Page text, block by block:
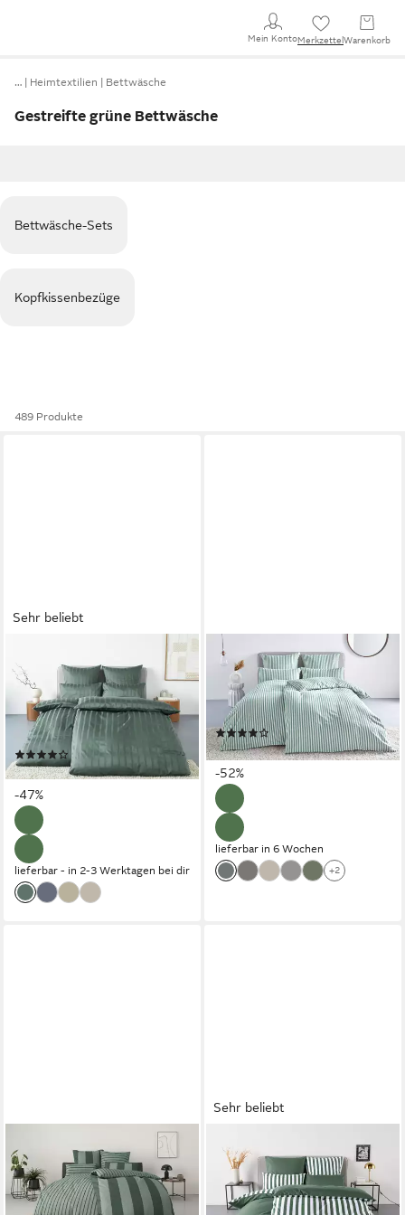
Mein KontoMerkzettel Warenkorb
… Heimtextilien Bettwäsche
Gestreifte grüne Bettwäsche
Bettwäsche-Sets
Kopfkissenbezüge
489 Produkte
Sehr beliebt
LEGER HOME BY LENA GERCKE
Bettwäsche Leonore, Mako-
Satin, 2 teilig, Mako-Satin
Streifen aus 100% Baumwolle,
Größe ab 135x200 cm
(156)
ab 31,99 € UVP59,99 €
-47%
lieferbar - in 2-3 Werktagen bei dir
LEGER HOME BY LENA GERCKE
Bettwäsche Linnea, Flanell, 2
teilig, aus 100% Baumwolle,
Streifendesign
(188)
ab 28,99 € UVP59,99 €
-52%
lieferbar in 6 Wochen
+2
Bettwäsche Sari in
verschiedenen Qualitäten,
Linon, 2 teilig, ab Gr. 135x200
Sehr beliebt
Wendebettwäsche Greta,
Renforcé, 2 teilig, Bettwäsche
mit Streifen in verschiedenen